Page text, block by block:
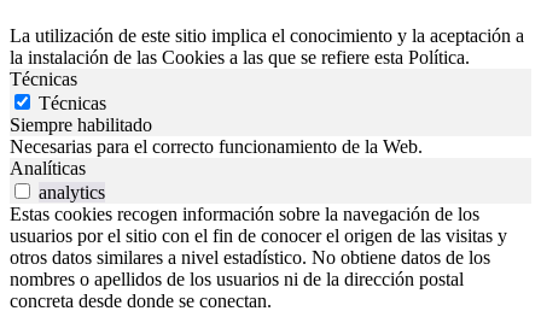
La utilización de este sitio implica el conocimiento y la aceptación a
la instalación de las Cookies a las que se refiere esta Política.
Técnicas
Técnicas
Siempre habilitado
Necesarias para el correcto funcionamiento de la Web.
Analíticas
analytics
Estas cookies recogen información sobre la navegación de los
usuarios por el sitio con el fin de conocer el origen de las visitas y
otros datos similares a nivel estadístico. No obtiene datos de los
nombres o apellidos de los usuarios ni de la dirección postal
concreta desde donde se conectan.